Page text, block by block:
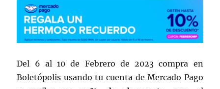
Del 6 al 10 de Febrero de 2023 compra en
Boletópolis usando tu cuenta de Mercado Pago